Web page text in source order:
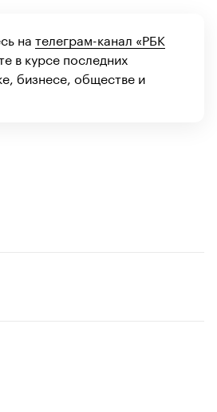
нателеграм-канал «РБК
в курсе последних
бизнесе, обществе и